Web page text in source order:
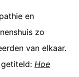
en
zo
van elkaar.
getiteld: Hoe